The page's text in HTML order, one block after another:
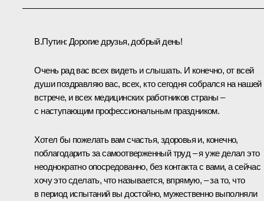
В.Путин: Дорогие друзья, добрый день!
Очень рад вас всех видеть и слышать. И конечно, от всей
души поздравляю вас, всех, кто сегодня собрался на нашей
встрече, и всех медицинских работников страны –
с наступающим профессиональным праздником.
Хотел бы пожелать вам счастья, здоровья и, конечно,
поблагодарить за самоотверженный труд – я уже делал это
неоднократно опосредованно, без контакта с вами, а сейчас
хочу это сделать, что называется, впрямую, – за то, что
в период испытаний вы достойно, мужественно выполняли